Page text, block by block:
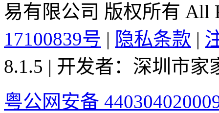
易有限公司 版权所有 All
17100839号 | 隐私条款 |
8.1.5 | 开发者：深圳市
粤公网安备